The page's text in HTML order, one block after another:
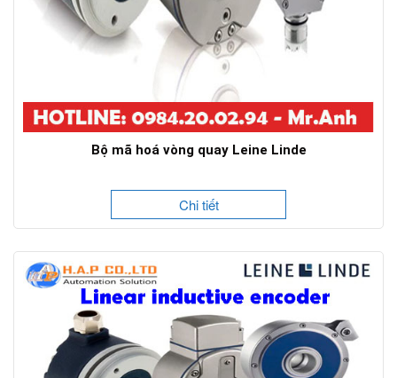
Bộ mã hoá vòng quay Leine Linde
Chi tiết